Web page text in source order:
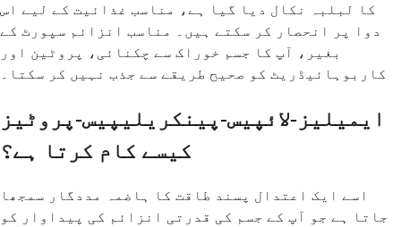
کا لبلبہ نکال دیا گیا ہے، مناسب غذائیت کے لیے اس
دوا پر انحصار کر سکتے ہیں۔ مناسب انزائم سپورٹ کے
بغیر، آپ کا جسم خوراک سے چکنائی، پروٹین اور
کاربوہائیڈریٹ کو صحیح طریقے سے جذب نہیں کر سکتا۔
ایمیلیز-لائپیس-پینکریلیپیس-پروٹیز
کیسے کام کرتا ہے؟
اسے ایک اعتدال پسند طاقت کا ہاضمہ مددگار سمجھا
جاتا ہے جو آپ کے جسم کی قدرتی انزائم کی پیداوار کو